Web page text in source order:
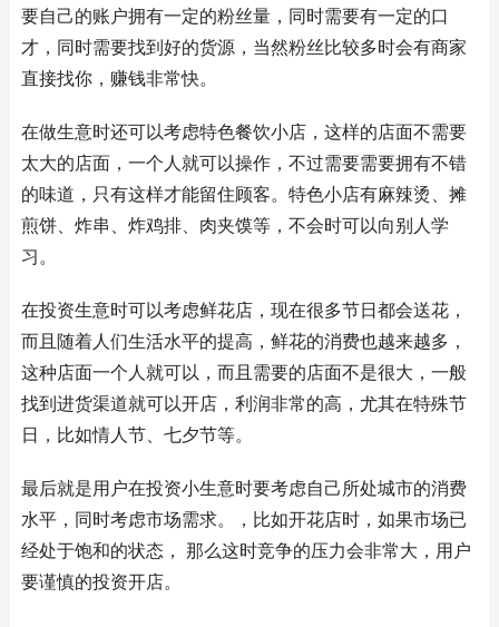
要自己的账户拥有一定的粉丝量，同时需要有一定的口
才，同时需要找到好的货源，当然粉丝比较多时会有商家
直接找你，赚钱非常快。
在做生意时还可以考虑特色餐饮小店，这样的店面不需要
太大的店面，一个人就可以操作，不过需要需要拥有不错
的味道，只有这样才能留住顾客。特色小店有麻辣烫、摊
煎饼、炸串、炸鸡排、肉夹馍等，不会时可以向别人学
习。
在投资生意时可以考虑鲜花店，现在很多节日都会送花，
而且随着人们生活水平的提高，鲜花的消费也越来越多，
这种店面一个人就可以，而且需要的店面不是很大，一般
找到进货渠道就可以开店，利润非常的高，尤其在特殊节
日，比如情人节、七夕节等。
最后就是用户在投资小生意时要考虑自己所处城市的消费
水平，同时考虑市场需求。，比如开花店时，如果市场已
经处于饱和的状态， 那么这时竞争的压力会非常大，用户
要谨慎的投资开店。